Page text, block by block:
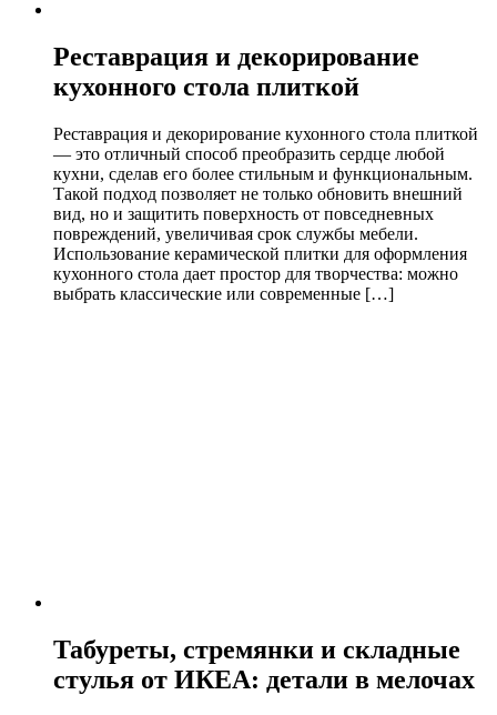
Реставрация и декорирование
кухонного стола плиткой
Реставрация и декорирование кухонного стола плиткой
— это отличный способ преобразить сердце любой
кухни, сделав его более стильным и функциональным.
Такой подход позволяет не только обновить внешний
вид, но и защитить поверхность от повседневных
повреждений, увеличивая срок службы мебели.
Использование керамической плитки для оформления
кухонного стола дает простор для творчества: можно
выбрать классические или современные […]
Табуреты, стремянки и складные
стулья от ИКЕА: детали в мелочах